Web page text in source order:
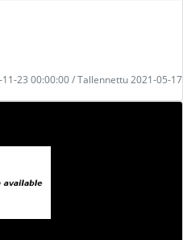
11-23 00:00:00 / Tallennettu 2021-05-17